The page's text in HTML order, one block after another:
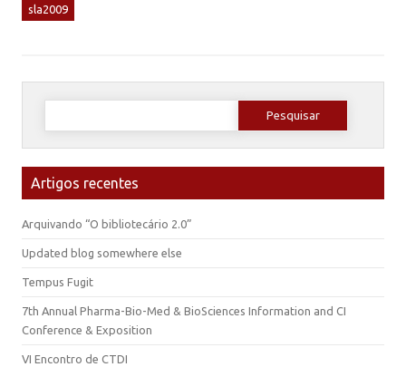
sla2009
Pesquisar
Artigos recentes
Arquivando “O bibliotecário 2.0”
Updated blog somewhere else
Tempus Fugit
7th Annual Pharma-Bio-Med & BioSciences Information and CI
Conference & Exposition
VI Encontro de CTDI